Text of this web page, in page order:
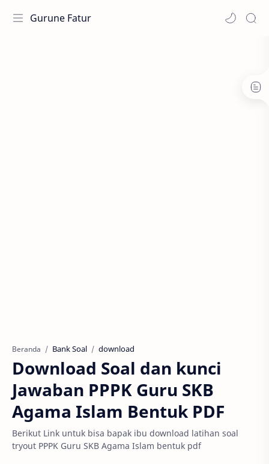
Gurune Fatur
Beranda Bank Soal download
Download Soal dan kunci
Jawaban PPPK Guru SKB
Agama Islam Bentuk PDF
Berikut Link untuk bisa bapak ibu download latihan soal
tryout PPPK Guru SKB Agama Islam bentuk pdf